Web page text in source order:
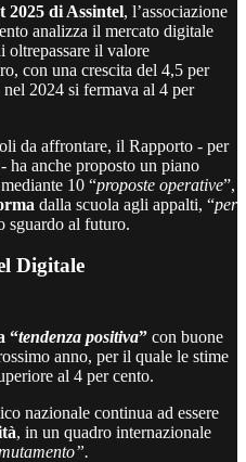
2025 di Assintel, l’associazione
analizza il mercato digitale
oltrepassare il valore
con una crescita del 4,5 per
2024 si fermava al 4 per
da affrontare, il Rapporto - per
ha anche proposto un piano
10 “proposte operative”,
dalla scuola agli appalti, “per
sguardo al futuro.
Digitale
“tendenza positiva” con buone
anno, per il quale le stime
al 4 per cento.
nazionale continua ad essere
, in un quadro internazionale